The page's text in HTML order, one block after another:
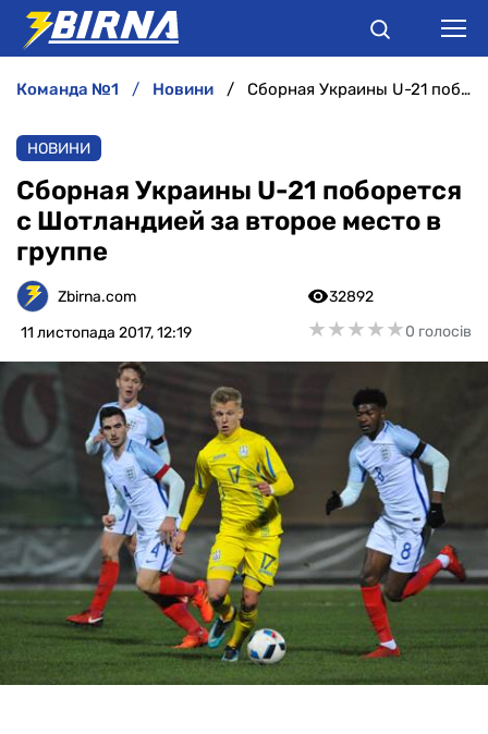
АНАЛІТИКА
ІНТЕРВ'Ю
РІЗНЕ
БУКМЕКЕРИ
команда №1 новини Сборная Украины U-21 поборется с Шотландией за второе место в группе
НОВИНИ
Сборная Украины U-21 поборется
с Шотландией за второе место в
группе
Zbirna.com
11 листопада 2017, 12:19
32892
★★★★★
★★★★★0 голосів